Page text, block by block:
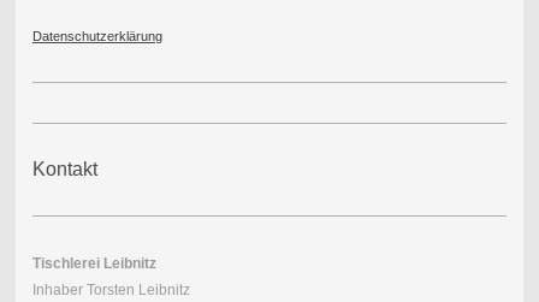
Datenschutzerklärung
Kontakt
Tischlerei Leibnitz
Inhaber Torsten Leibnitz